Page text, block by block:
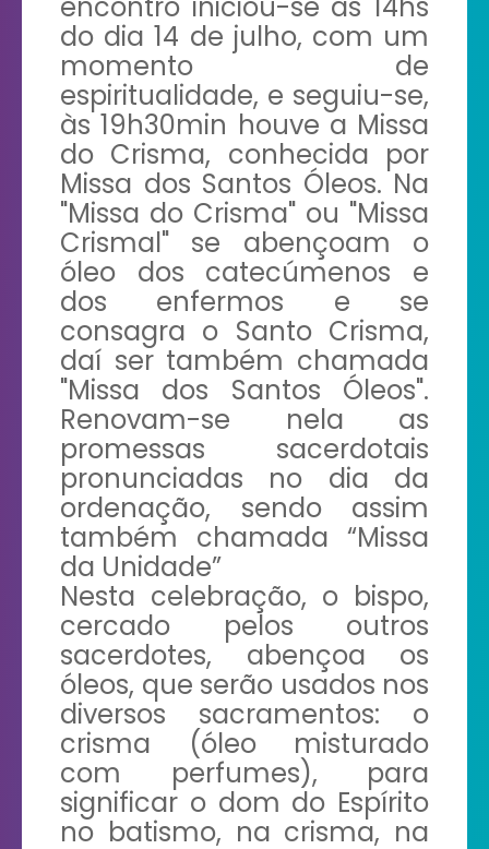
do dia 14 de julho, com um
momento de
espiritualidade, e seguiu-se,
às 19h30min houve a Missa
do Crisma, conhecida por
Missa dos Santos Óleos. Na
"Missa do Crisma" ou "Missa
Crismal" se abençoam o
óleo dos catecúmenos e
dos enfermos e se
consagra o Santo Crisma,
daí ser também chamada
"Missa dos Santos Óleos".
Renovam-se nela as
promessas sacerdotais
pronunciadas no dia da
ordenação, sendo assim
também chamada “Missa
da Unidade”
Nesta celebração, o bispo,
cercado pelos outros
sacerdotes, abençoa os
óleos, que serão usados nos
diversos sacramentos: o
crisma (óleo misturado
com perfumes), para
significar o dom do Espírito
no batismo, na crisma, na